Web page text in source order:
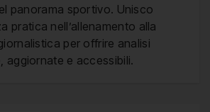
panorama sportivo. Unisco
pratica nell’allenamento alla
per offrire analisi
aggiornate e accessibili.